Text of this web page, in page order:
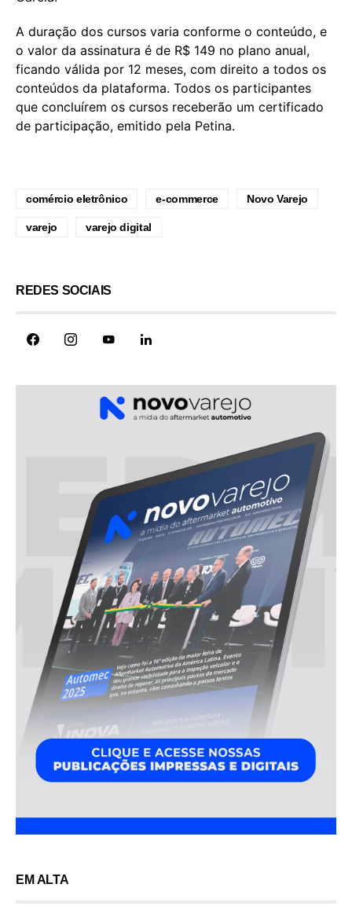
A duração dos cursos varia conforme o conteúdo, e
o valor da assinatura é de R$ 149 no plano anual,
ficando válida por 12 meses, com direito a todos os
conteúdos da plataforma. Todos os participantes
que concluírem os cursos receberão um certificado
de participação, emitido pela Petina.
comércio eletrônico e-commerce Novo Varejo
varejo varejo digital
REDES SOCIAIS
EM ALTA